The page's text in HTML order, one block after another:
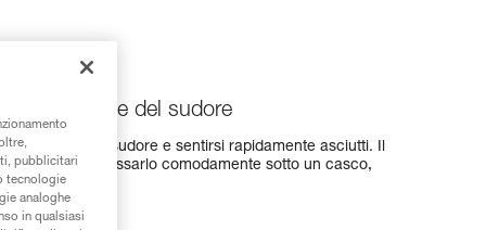
del sudore
evacuare il sudore e sentirsi rapidamente asciutti. Il
d’indossarlo comodamente sotto un casco,
pubblicitari
tecnologie
analoghe
in qualsiasi